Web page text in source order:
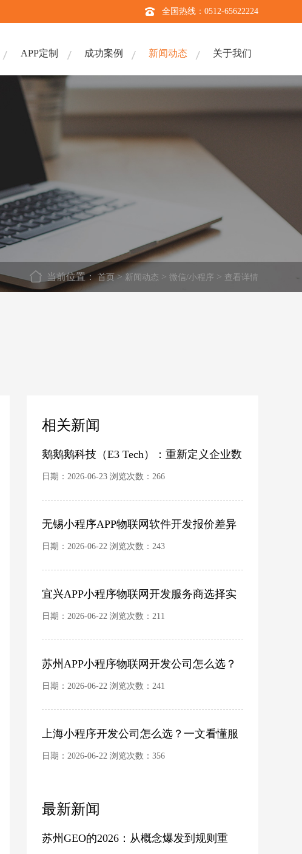
全国热线：0512-65622224
APP定制 成功案例 新闻动态 关于我们
当前位置：首页>新闻动态 > 微信/小程序 > 查看详情
相关新闻
鹅鹅鹅科技（E3 Tech）：重新定义企业数
字化的硬核力量
日期：2026-06-23 浏览次数：266
无锡小程序APP物联网软件开发报价差异
的深层解构：功能复杂度、技术路径与售
后成本分析
日期：2026-06-22 浏览次数：243
宜兴APP小程序物联网开发服务商选择实
务：市场生态、定价逻辑与评估框架
日期：2026-06-22 浏览次数：211
苏州APP小程序物联网开发公司怎么选？
本地市场解析、报价逻辑与避坑指南
日期：2026-06-22 浏览次数：241
上海小程序开发公司怎么选？一文看懂服
务模式、报价玄机与避坑要点
日期：2026-06-22 浏览次数：356
最新新闻
苏州GEO的2026：从概念爆发到规则重